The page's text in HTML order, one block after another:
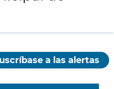
a las alertas